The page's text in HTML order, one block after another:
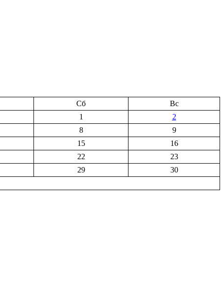
Сб
Вс
1
2
8
9
15
16
22
23
29
30